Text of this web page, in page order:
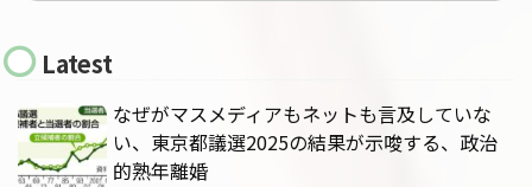
Latest
なぜがマスメディアもネットも言及していな
い、東京都議選2025の結果が示唆する、政治
的熟年離婚